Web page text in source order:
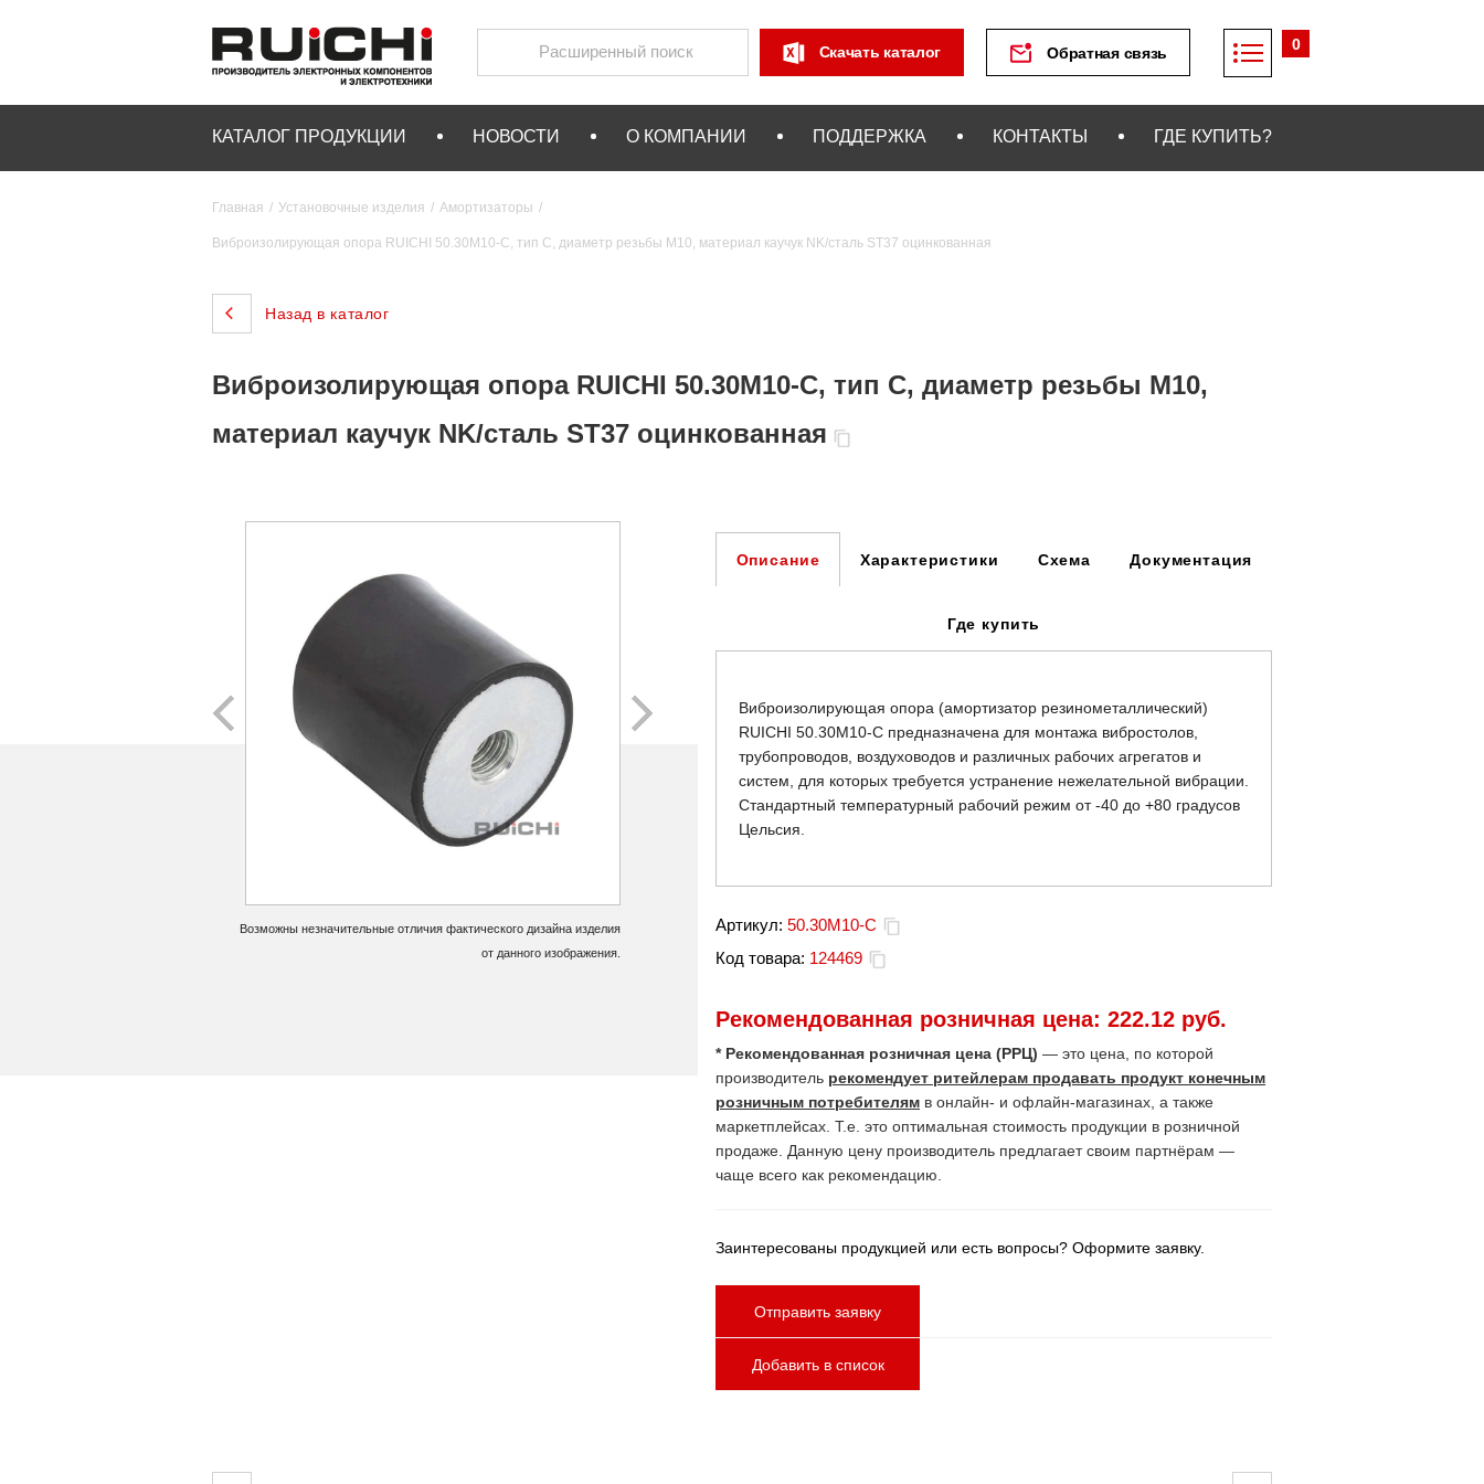
Скачать каталог Обратная связь 0
КАТАЛОГ ПРОДУКЦИИ НОВОСТИ О КОМПАНИИ ПОДДЕРЖКА КОНТАКТЫ ГДЕ КУПИТЬ?
Главная Установочные изделия Амортизаторы
Виброизолирующая опора RUICHI 50.30М10-С, тип С, диаметр резьбы М10, материал каучук NK/сталь ST37 оцинкованная
Назад в каталог
Виброизолирующая опора RUICHI 50.30М10-С, тип С, диаметр резьбы М10,
материал каучук NK/сталь ST37 оцинкованная
Возможны незначительные отличия фактического дизайна изделия
от данного изображения.
Описание Характеристики Схема Документация
Где купить
Виброизолирующая опора (амортизатор резинометаллический)
RUICHI 50.30М10-С предназначена для монтажа вибростолов,
трубопроводов, воздуховодов и различных рабочих агрегатов и
систем, для которых требуется устранение нежелательной вибрации.
Стандартный температурный рабочий режим от -40 до +80 градусов
Цельсия.
Артикул: 50.30M10-C
Код товара: 124469
Рекомендованная розничная цена: 222.12 руб.
* Рекомендованная розничная цена (РРЦ) — это цена, по которой
производитель рекомендует ритейлерам продавать продукт конечным
розничным потребителям в онлайн- и офлайн-магазинах, а также
маркетплейсах. Т.е. это оптимальная стоимость продукции в розничной
продаже. Данную цену производитель предлагает своим партнёрам —
чаще всего как рекомендацию.
Заинтересованы продукцией или есть вопросы? Оформите заявку.
Отправить заявку
Добавить в список